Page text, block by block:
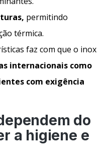
, permitindo
térmica.
faz com que o inox
internacionais como
com exigência
do
a higiene e